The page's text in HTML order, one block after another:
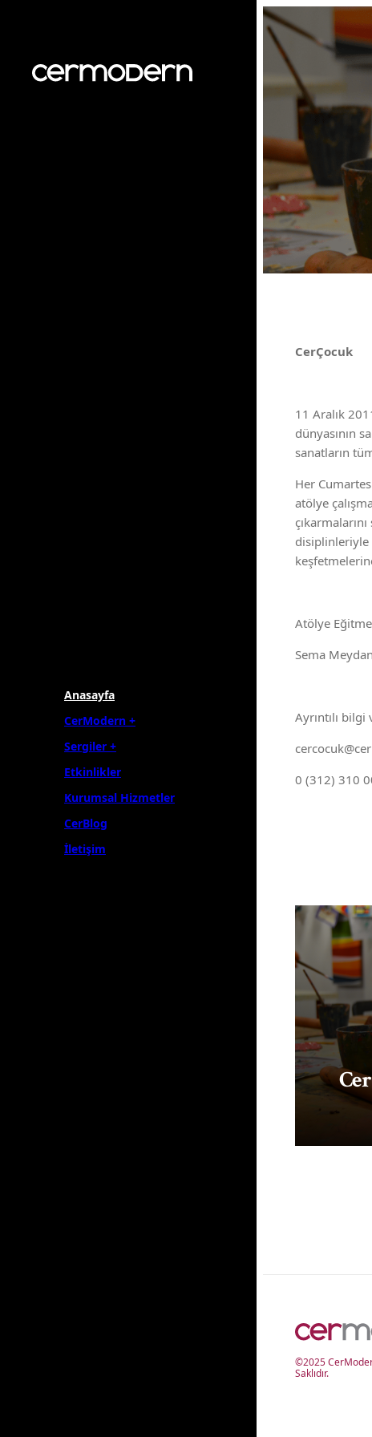
Anasayfa
CerModern +
Sergiler +
Etkinlikler
Kurumsal Hizmetler
CerBlog
İletişim
CerÇocuk
11 Aralık
dünyasının
sanatların
Her
atölye
disiplinleriyle
Atölye
Sema Meydan
Ayrıntılı bilgi
0 (312) 310
©2025
Saklıdır.